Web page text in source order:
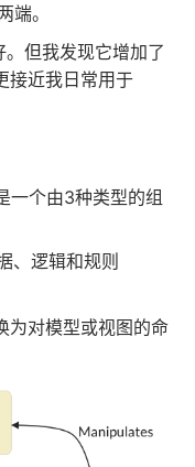
。
但我发现它增加了
接近我日常用于
个由3种类型的组
、逻辑和规则
为对模型或视图的命